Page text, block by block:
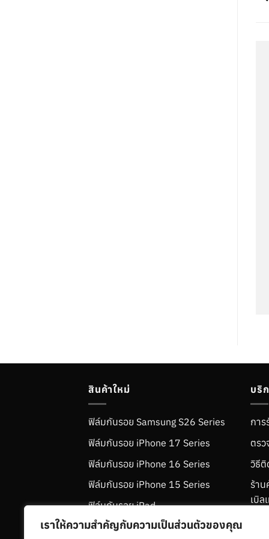
เราให้ความสำคัญกับความเป็นส่วนตัวของคุณ
สินค้าใหม่
ฟิล์มกันรอย Samsung S26 Series
ฟิล์มกันรอย iPhone 17 Series
ฟิล์มกันรอย iPhone 16 Series
ฟิล์มกันรอย iPhone 15 Series
ฟิล์มกันรอย iPad
ฟิล์มกันรอย Samsung S25 Series
บริ
การ
ตร
วิธีติ
ร้าน
เบิล
คำ